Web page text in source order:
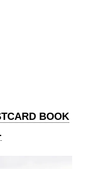
BOOK